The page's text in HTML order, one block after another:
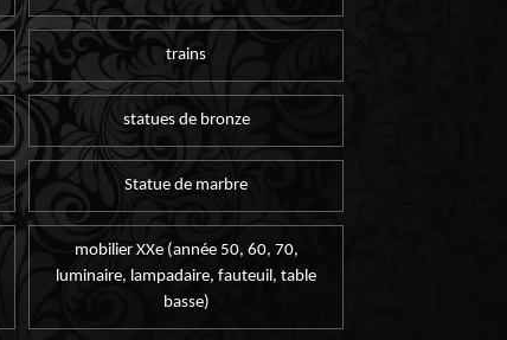
trains
statues de bronze
Statue de marbre
mobilier XXe (année 50, 60, 70,
luminaire, lampadaire, fauteuil, table
basse)